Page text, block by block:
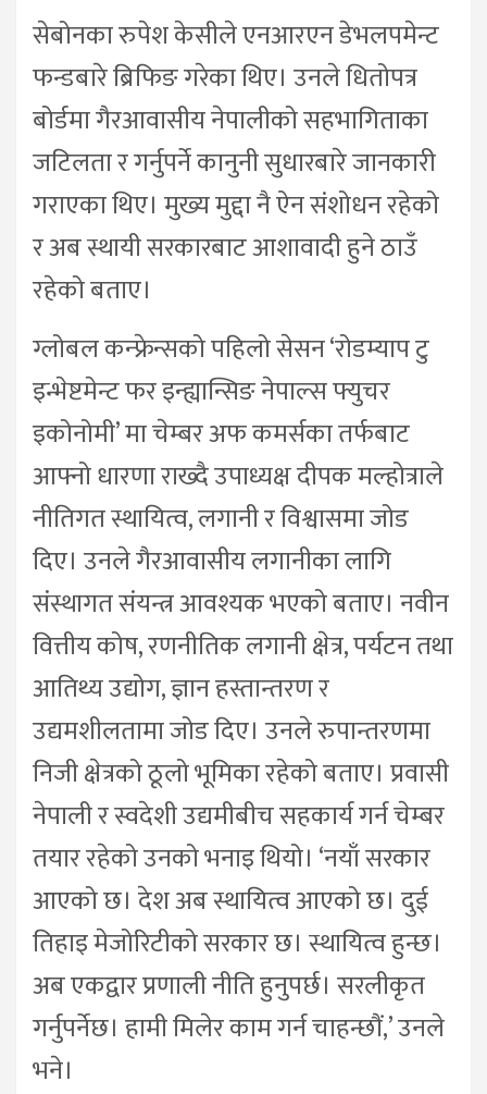
सेबोनका रुपेश केसीले एनआरएन डेभलपमेन्ट
फन्डबारे ब्रिफिङ गरेका थिए। उनले धितोपत्र
बोर्डमा गैरआवासीय नेपालीको सहभागिताका
जटिलता र गर्नुपर्ने कानुनी सुधारबारे जानकारी
गराएका थिए। मुख्य मुद्दा नै ऐन संशोधन रहेको
र अब स्थायी सरकारबाट आशावादी हुने ठाउँ
रहेको बताए।
ग्लोबल कन्फ्रेन्सको पहिलो सेसन ‘रोडम्याप टु
इन्भेष्टमेन्ट फर इन्ह्यान्सिङ नेपाल्स फ्युचर
इकोनोमी’ मा चेम्बर अफ कमर्सका तर्फबाट
आफ्नो धारणा राख्दै उपाध्यक्ष दीपक मल्होत्राले
नीतिगत स्थायित्व, लगानी र विश्वासमा जोड
दिए। उनले गैरआवासीय लगानीका लागि
संस्थागत संयन्त्र आवश्यक भएको बताए। नवीन
वित्तीय कोष, रणनीतिक लगानी क्षेत्र, पर्यटन तथा
आतिथ्य उद्योग, ज्ञान हस्तान्तरण र
उद्यमशीलतामा जोड दिए। उनले रुपान्तरणमा
निजी क्षेत्रको ठूलो भूमिका रहेको बताए। प्रवासी
नेपाली र स्वदेशी उद्यमीबीच सहकार्य गर्न चेम्बर
तयार रहेको उनको भनाइ थियो। ‘नयाँ सरकार
आएको छ। देश अब स्थायित्व आएको छ। दुई
तिहाइ मेजोरिटीको सरकार छ। स्थायित्व हुन्छ।
अब एकद्वार प्रणाली नीति हुनुपर्छ। सरलीकृत
गर्नुपर्नेछ। हामी मिलेर काम गर्न चाहन्छौं,’ उनले
भने।